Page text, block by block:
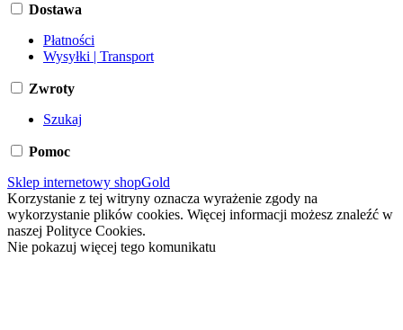
Dostawa
Płatności
Wysyłki | Transport
Zwroty
Szukaj
Pomoc
Sklep internetowy shopGold
Korzystanie z tej witryny oznacza wyrażenie zgody na
wykorzystanie plików cookies. Więcej informacji możesz znaleźć w
naszej Polityce Cookies.
Nie pokazuj więcej tego komunikatu